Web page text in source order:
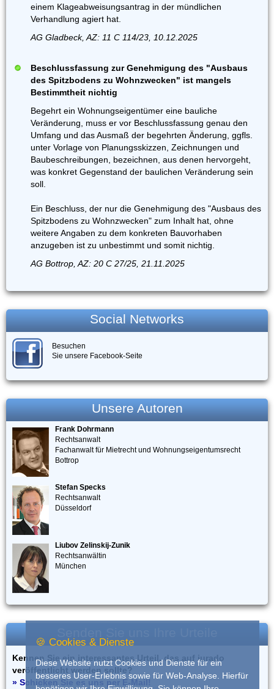
einem Klageabweisungsantrag in der mündlichen
Verhandlung agiert hat.
AG Gladbeck, AZ: 11 C 114/23, 10.12.2025
Beschlussfassung zur Genehmigung des "Ausbaus
des Spitzbodens zu Wohnzwecken" ist mangels
Bestimmtheit nichtig
Begehrt ein Wohnungseigentümer eine bauliche
Veränderung, muss er vor Beschlussfassung genau den
Umfang und das Ausmaß der begehrten Änderung, ggfls.
unter Vorlage von Planungsskizzen, Zeichnungen und
Baubeschreibungen, bezeichnen, aus denen hervorgeht,
was konkret Gegenstand der baulichen Veränderung sein
soll.
Ein Beschluss, der nur die Genehmigung des "Ausbaus des
Spitzbodens zu Wohnzwecken" zum Inhalt hat, ohne
weitere Angaben zu dem konkreten Bauvorhaben
anzugeben ist zu unbestimmt und somit nichtig.
AG Bottrop, AZ: 20 C 27/25, 21.11.2025
Social Networks
Besuchen
Sie unsere Facebook-Seite
Unsere Autoren
Frank Dohrmann
Rechtsanwalt
Fachanwalt für Mietrecht und Wohnungseigentumsrecht
Bottrop
Stefan Specks
Rechtsanwalt
Düsseldorf
Liubov Zelinskij-Zunik
Rechtsanwältin
München
Kennen Sie ein interessantes Urteil, das auf iurado
veröffentlicht werden sollte?
» Schicken Sie es uns per E-Mail!
🍪 Cookies & Dienste
Diese Website nutzt Cookies und Dienste für ein
besseres User-Erlebnis sowie für Web-Analyse. Hierfür